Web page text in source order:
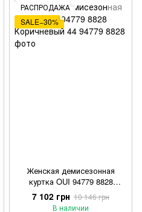
РАСПРОДАЖА
SALE−30%
Женская демисезонная
куртка OUI 94779 8828
Коричневый 44
7 102 грн 10 146 грн
В наличии